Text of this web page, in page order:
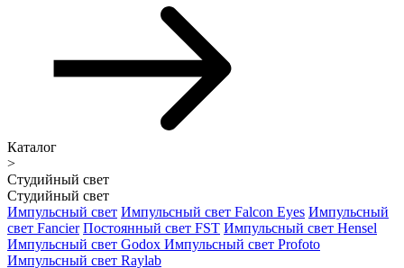
Каталог
>
Студийный свет
Студийный свет
Импульсный свет Импульсный свет Falcon Eyes Импульсный
свет Fancier Постоянный свет FST Импульсный свет Hensel
Импульсный свет Godox Импульсный свет Profoto
Импульсный свет Raylab